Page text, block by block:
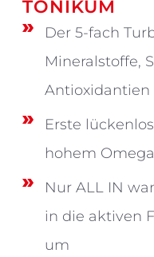
TONIKUM
Der 5-fach
Mineralstoffe,
Antioxidantien
Erste
hohem
Nur ALL IN
in die aktiven
um